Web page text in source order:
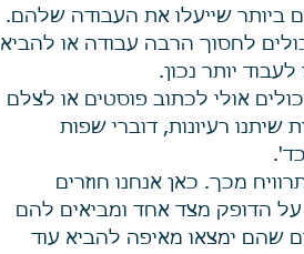
ביותר שייעלו את העבודה שלהם.
לחסוך הרבה עבודה או להביא
יותר נכון.
אולי לכתוב פוסטים או לצלם
שיתנו רעיונות, דוברי שפות
מכך. כאן אנחנו חוזרים
הדופק מצד אחד ומביאים להם
שהם ימצאו מאיפה להביא עוד